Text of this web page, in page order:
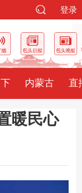
登录
内蒙古 直
暖民心